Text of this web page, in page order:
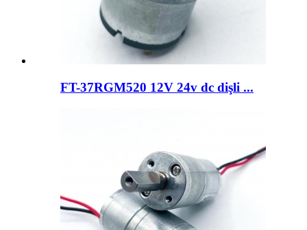
FT-37RGM520 12V 24v dc dişli ...